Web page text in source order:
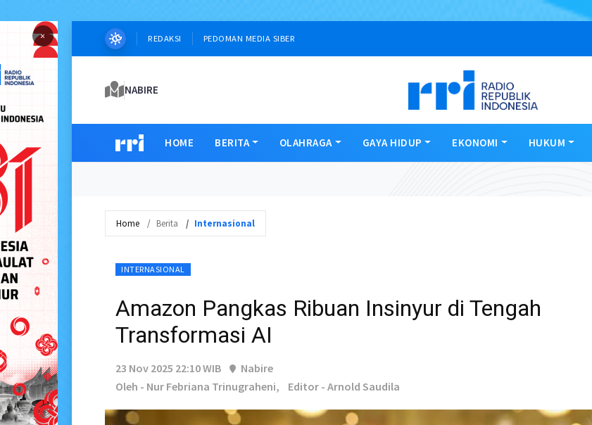
× REDAKSI PEDOMAN MEDIA SIBER
NABIRE
HOME BERITA OLAHRAGA GAYA HIDUP EKONOMI HUKUM
Home Berita Internasional
INTERNASIONAL
Amazon Pangkas Ribuan Insinyur di Tengah
Transformasi AI
23 Nov 2025 22:10 WIB
Nabire
Oleh - Nur Febriana Trinugraheni,
Editor - Arnold Saudila